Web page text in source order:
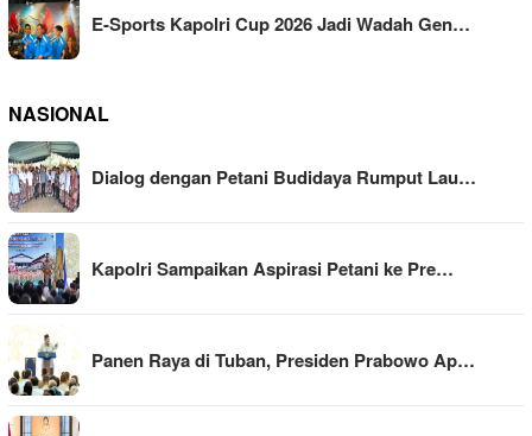
E-Sports Kapolri Cup 2026 Jadi Wadah Gen…
NASIONAL
Dialog dengan Petani Budidaya Rumput Lau…
Kapolri Sampaikan Aspirasi Petani ke Pre…
Panen Raya di Tuban, Presiden Prabowo Ap…